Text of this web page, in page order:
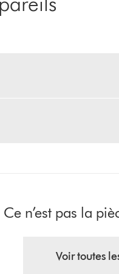
Ce n’est pas la
Voir toutes